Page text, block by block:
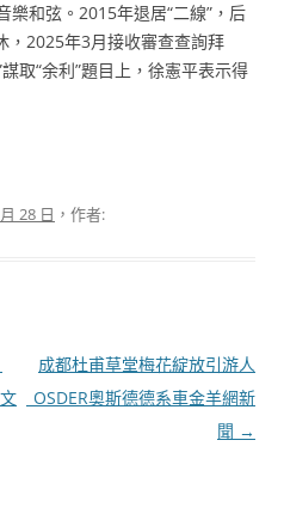
樂和弦。2015年退居“二線”，后
，2025年3月接收審查查詢拜
取“余利”題目上，徐憲平表示得
28 日 ，作者:
成都杜甫草堂梅花綻放引游人
_OSDER奧斯德德系車金羊網新
聞 →